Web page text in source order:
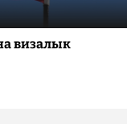
визалык